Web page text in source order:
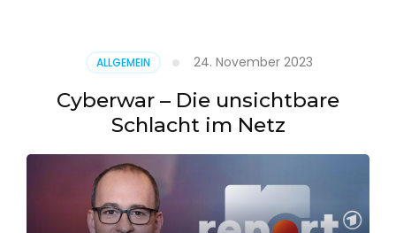
ALLGEMEIN 24. November 2023
Cyberwar – Die unsichtbare
Schlacht im Netz